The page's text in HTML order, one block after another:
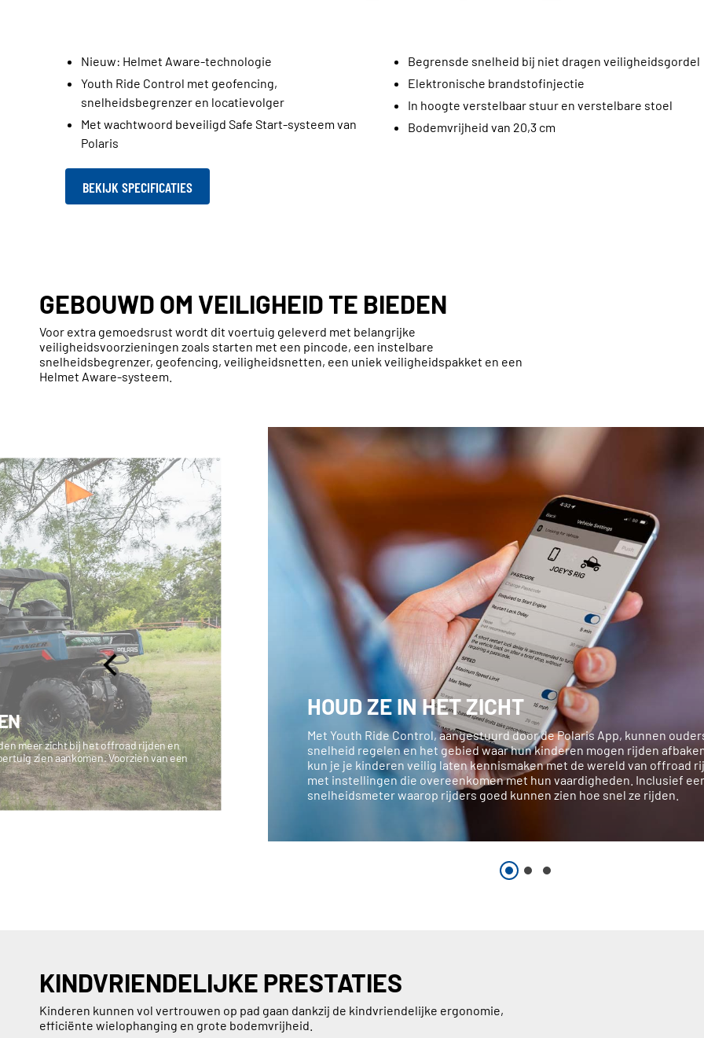
Nieuw: Helmet Aware-technologie
Youth Ride Control met geofencing,
snelheidsbegrenzer en locatievolger
Met wachtwoord beveiligd Safe Start-systeem van
Polaris
Begrensde snelheid bij niet dragen veiligheidsgordel
Elektronische brandstofinjectie
In hoogte verstelbaar stuur en verstelbare stoel
Bodemvrijheid van 20,3 cm
BEKIJK SPECIFICATIES
GEBOUWD OM VEILIGHEID TE BIEDEN
Voor extra gemoedsrust wordt dit voertuig geleverd met belangrijke
veiligheidsvoorzieningen zoals starten met een pincode, een instelbare
snelheidsbegrenzer, geofencing, veiligheidsnetten, een uniek veiligheidspakket en een
Helmet Aware-systeem.
meer zicht bij het offroad rijden en
zien aankomen. Voorzien van een
HOUD ZE IN HET ZICHT
Met Youth Ride Control, aangestuurd door de Polaris App, kunnen
snelheid regelen en het gebied waar hun kinderen mogen rijden
kun je je kinderen veilig laten kennismaken met de wereld van offroad
met instellingen die overeenkomen met hun vaardigheden. Inclusief
snelheidsmeter waarop rijders goed kunnen zien hoe snel ze rijden.
KINDVRIENDELIJKE PRESTATIES
Kinderen kunnen vol vertrouwen op pad gaan dankzij de kindvriendelijke ergonomie,
efficiënte wielophanging en grote bodemvrijheid.